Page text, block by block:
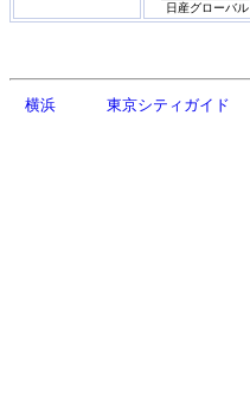
日産グローバル
横浜 東京シティガイド